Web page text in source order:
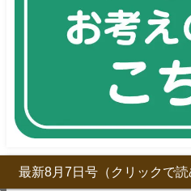
最新8月7日号（クリックで読